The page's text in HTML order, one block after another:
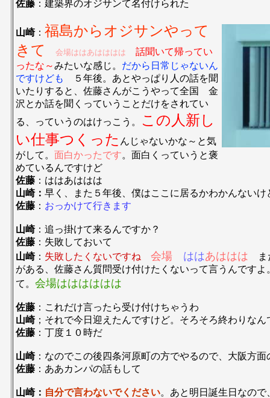
佐藤 ：建築界のオジサンて名付けられた
山崎： 福島からオジサンやって
きて
会場ははあはははは
話聞いて帰ってい
ったな～みたいな感じ。 だから日常じゃないん
ですけども
５年後。あとやっぱり人の話を聞
いたりすると、佐藤さんがこうやって全国 金
沢とか話を聞くっていうことだけをされてい
る、っていうのはけっこう。
この人新し
い仕事つくった んじゃないかな～と気
がして。 面白かったです。面白くっていうと褒
めているんですけど
佐藤 ：ははあははは
山崎： 早く、また５年後、僕はここに居るかわかんないけ
佐藤 ： おっかけて行きます
山崎：追っ掛けて来るんですか？
佐藤 ：失敗しておいて
山崎： 失敗したくないですね 会場 ははあははは ま
がある、佐藤さん質問受け付けたくないって言うんですよ
て。 会場はははははは
佐藤 ：これだけ言ったら受け付けちゃうわ
山崎；それで今日迎えたんですけど。そろそろ終わりなん
佐藤 ：丁度１０時だ
山崎：なのでこの後四条河原町の方でやるので、大阪方面
佐藤 ：ああカンパの話もして
山崎： 自分で言わないでください。あと明日誕生日なので